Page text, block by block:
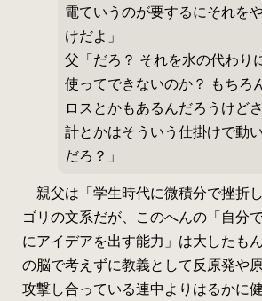
電ていうのが要するにそれを
けだよ」
父「だろ？ それを水の代わり
使ってできないのか？ もちろ
ロスとかもあるんだろうけど
計とかはそういう仕掛けで動
だろ？」
親父は「学生時代に微積分で挫折
ゴリの文系だが、このへんの「自分
にアイデアを出す能力」は大したも
の脳で考えずに教義として反原発や
攻撃し合っている連中よりはるかに健